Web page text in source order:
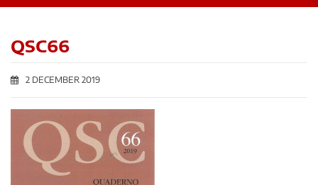
QSC66
2 DECEMBER 2019